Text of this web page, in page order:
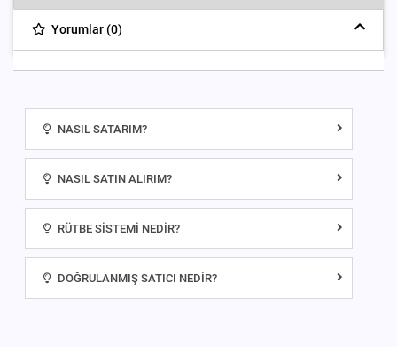
Yorumlar (0)
NASIL SATARIM?
NASIL SATIN ALIRIM?
RÜTBE SISTEMI NEDIR?
DOĞRULANMIŞ SATICI NEDIR?